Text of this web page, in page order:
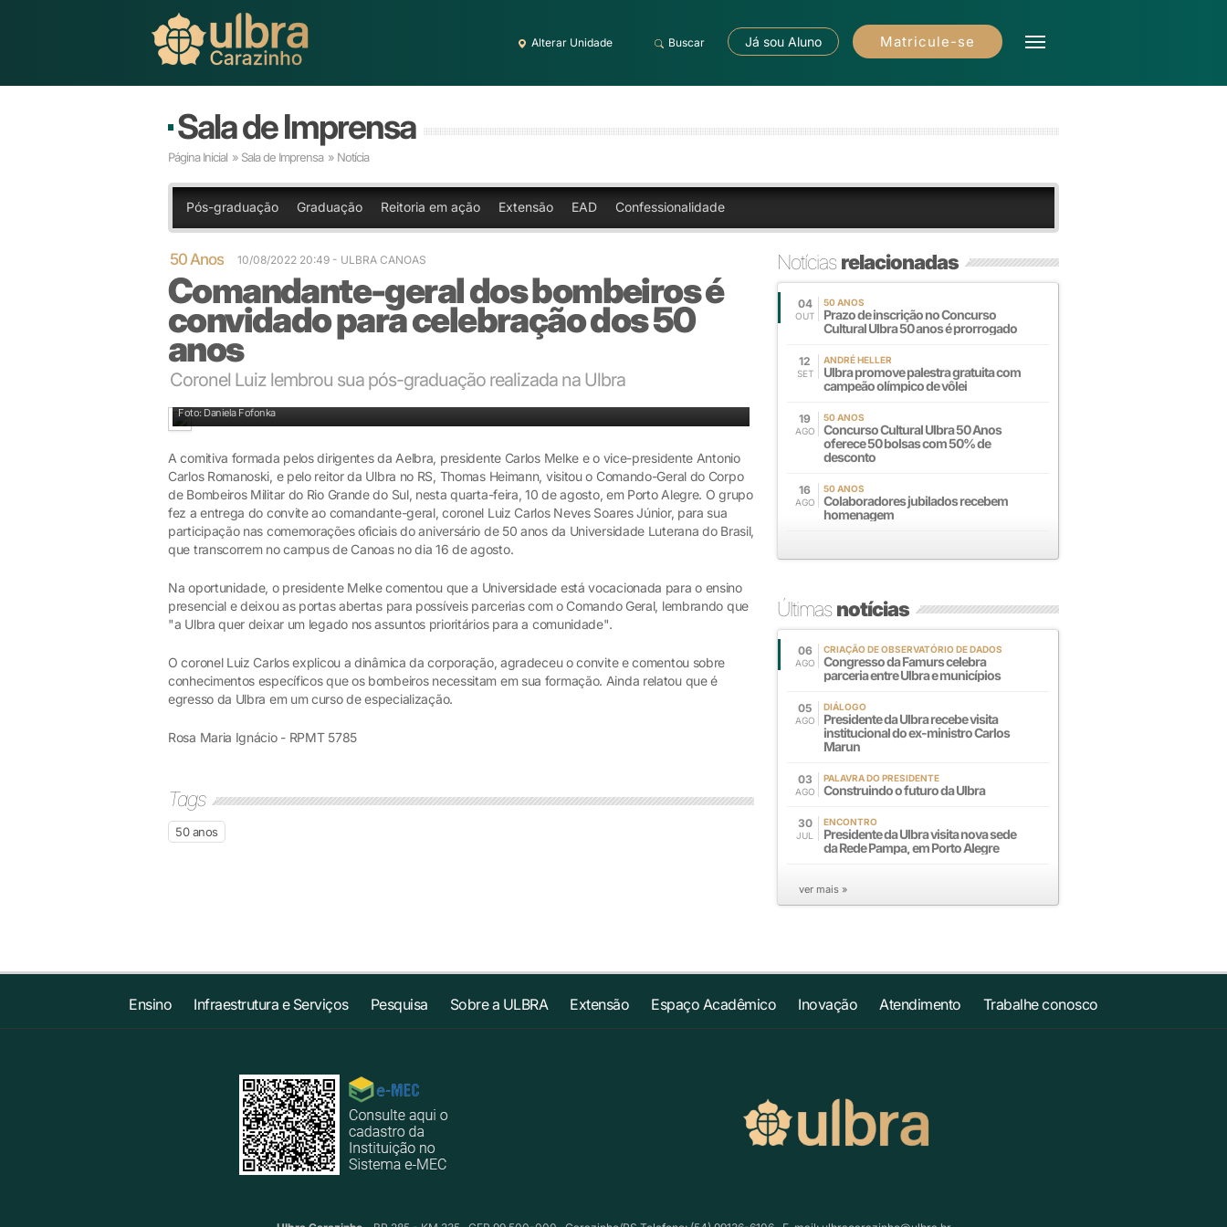
Alterar Unidade Buscar Já sou Aluno Matricule-se
Sala de Imprensa
Página Inicial » Sala de Imprensa » Notícia
Pós-graduação Graduação Reitoria em ação Extensão EAD Confessionalidade
50 Anos 10/08/2022 20:49 - ULBRA CANOAS
Comandante-geral dos bombeiros é
convidado para celebração dos 50
anos
Coronel Luiz lembrou sua pós-graduação realizada na Ulbra
Foto: Daniela Fofonka
A comitiva formada pelos dirigentes da Aelbra, presidente Carlos Melke e o vice-presidente Antonio
Carlos Romanoski, e pelo reitor da Ulbra no RS, Thomas Heimann, visitou o Comando-Geral do Corpo
de Bombeiros Militar do Rio Grande do Sul, nesta quarta-feira, 10 de agosto, em Porto Alegre. O grupo
fez a entrega do convite ao comandante-geral, coronel Luiz Carlos Neves Soares Júnior, para sua
participação nas comemorações oficiais do aniversário de 50 anos da Universidade Luterana do Brasil,
que transcorrem no campus de Canoas no dia 16 de agosto.
Na oportunidade, o presidente Melke comentou que a Universidade está vocacionada para o ensino
presencial e deixou as portas abertas para possíveis parcerias com o Comando Geral, lembrando que
"a Ulbra quer deixar um legado nos assuntos prioritários para a comunidade".
O coronel Luiz Carlos explicou a dinâmica da corporação, agradeceu o convite e comentou sobre
conhecimentos específicos que os bombeiros necessitam em sua formação. Ainda relatou que é
egresso da Ulbra em um curso de especialização.
Rosa Maria Ignácio - RPMT 5785
Tags
50 anos
Notíciasrelacionadas
04
OUT
50 ANOS
Prazo de inscrição no Concurso
Cultural Ulbra 50 anos é prorrogado
12
SET
ANDRÉ HELLER
Ulbra promove palestra gratuita com
campeão olímpico de vôlei
19
AGO
50 ANOS
Concurso Cultural Ulbra 50 Anos
oferece 50 bolsas com 50% de
desconto
16
AGO
50 ANOS
Colaboradores jubilados recebem
homenagem
Últimasnotícias
06
AGO
CRIAÇÃO DE OBSERVATÓRIO DE DADOS
Congresso da Famurs celebra
parceria entre Ulbra e municípios
05
AGO
DIÁLOGO
Presidente da Ulbra recebe visita
institucional do ex-ministro Carlos
Marun
03
AGO
PALAVRA DO PRESIDENTE
Construindo o futuro da Ulbra
30
JUL
ENCONTRO
Presidente da Ulbra visita nova sede
da Rede Pampa, em Porto Alegre
ver mais »
Ensino Infraestrutura e Serviços Pesquisa Sobre a ULBRA Extensão Espaço Acadêmico Inovação Atendimento Trabalhe conosco